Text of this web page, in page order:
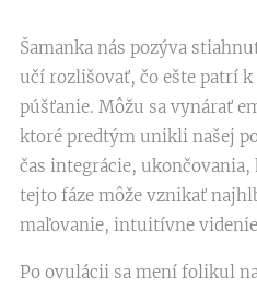
Šamanka nás pozýva
učí rozlišovať, čo ešte patrí k
púšťanie. Môžu sa vynárať
ktoré predtým unikli našej
čas integrácie, ukončovania,
tejto fáze môže vznikať
maľovanie, intuitívne
Po ovulácii sa mení folikul